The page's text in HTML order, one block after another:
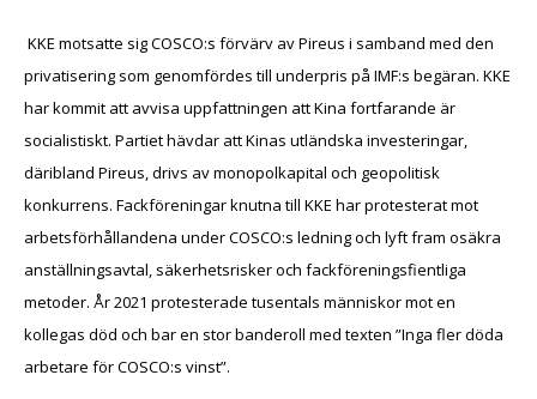
KKE motsatte sig COSCO:s förvärv av Pireus i samband med den
privatisering som genomfördes till underpris på IMF:s begäran. KKE
har kommit att avvisa uppfattningen att Kina fortfarande är
socialistiskt. Partiet hävdar att Kinas utländska investeringar,
däribland Pireus, drivs av monopolkapital och geopolitisk
konkurrens. Fackföreningar knutna till KKE har protesterat mot
arbetsförhållandena under COSCO:s ledning och lyft fram osäkra
anställningsavtal, säkerhetsrisker och fackföreningsfientliga
metoder. År 2021 protesterade tusentals människor mot en
kollegas död och bar en stor banderoll med texten ”Inga fler döda
arbetare för COSCO:s vinst”.